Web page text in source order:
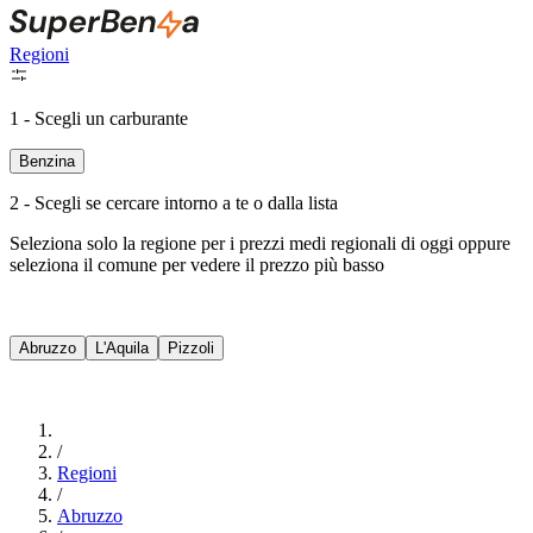
Regioni
1 - Scegli un carburante
Benzina
2 - Scegli se cercare intorno a te o dalla lista
Seleziona solo la regione per i prezzi medi regionali di oggi oppure
seleziona il comune per vedere il prezzo più basso
Abruzzo L'Aquila Pizzoli
/
Regioni
/
Abruzzo